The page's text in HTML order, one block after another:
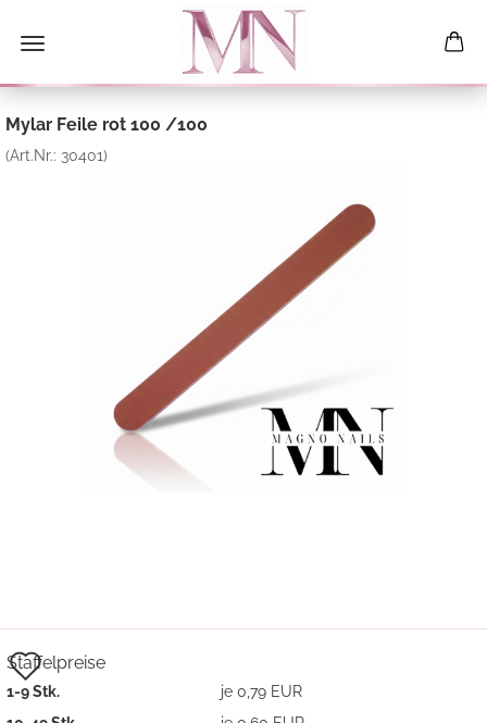
Mylar Feile rot 100 /100
(Art.Nr.: 30401)
Auf
den
Staffelpreise
1-9 Stk.
je 0,79 EUR